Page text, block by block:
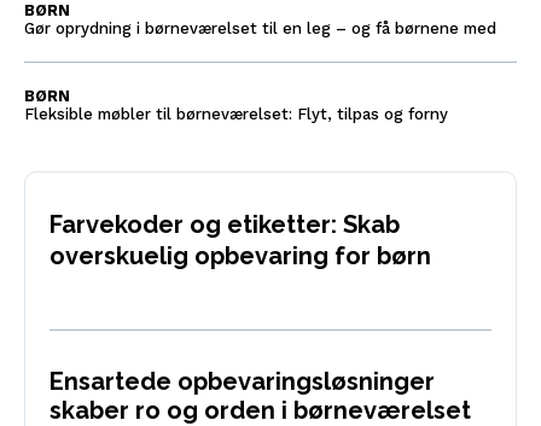
Gør oprydning i børneværelset til en leg – og få børnene med
BØRN
Fleksible møbler til børneværelset: Flyt, tilpas og forny
BØRN
Farvekoder og etiketter: Skab
overskuelig opbevaring for børn
Ensartede opbevaringsløsninger
skaber ro og orden i børneværelset